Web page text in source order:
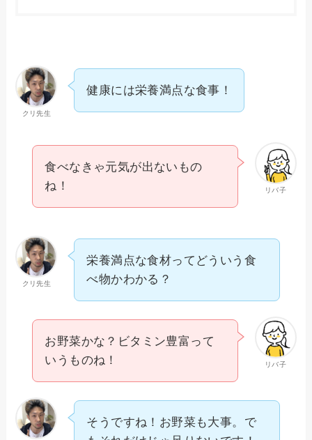
クリ先生
健康には栄養満点な食事！
リバ子
食べなきゃ元気が出ないもの
ね！
クリ先生
栄養満点な食材ってどういう食
べ物かわかる？
リバ子
お野菜かな？ビタミン豊富って
いうものね！
そうですね！お野菜も大事。で